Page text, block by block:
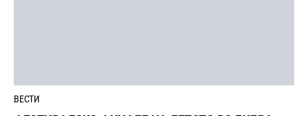
ВЕСТИ